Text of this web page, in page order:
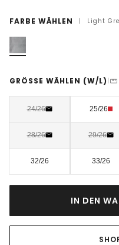
FARBE WÄHLEN | Light
GRÖSSE WÄHLEN (W/L) |
24/26 25/26
28/26 29/26
32/26 33/26
IN DEN